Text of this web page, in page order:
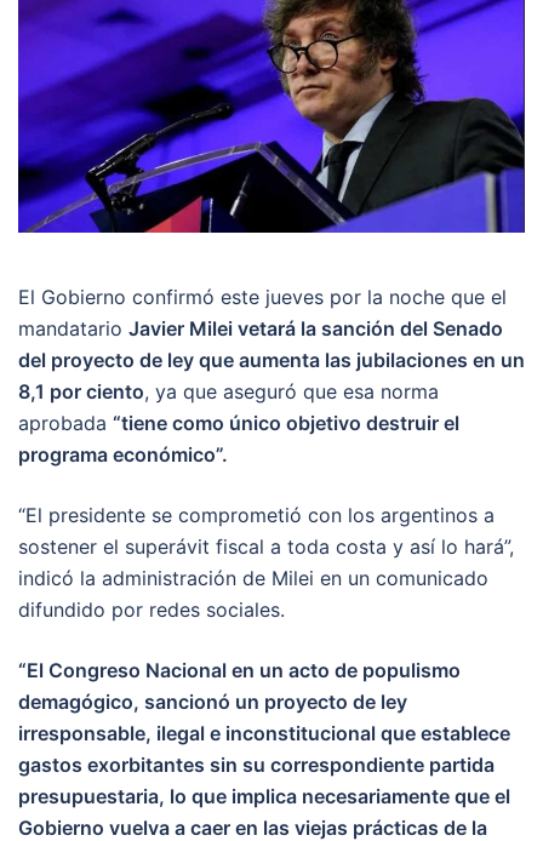
El Gobierno confirmó este jueves por la noche que el
mandatario Javier Milei vetará la sanción del Senado
del proyecto de ley que aumenta las jubilaciones en un
8,1 por ciento, ya que aseguró que esa norma
aprobada “tiene como único objetivo destruir el
programa económico”.
“El presidente se comprometió con los argentinos a
sostener el superávit fiscal a toda costa y así lo hará”,
indicó la administración de Milei en un comunicado
difundido por redes sociales.
“El Congreso Nacional en un acto de populismo
demagógico, sancionó un proyecto de ley
irresponsable, ilegal e inconstitucional que establece
gastos exorbitantes sin su correspondiente partida
presupuestaria, lo que implica necesariamente que el
Gobierno vuelva a caer en las viejas prácticas de la